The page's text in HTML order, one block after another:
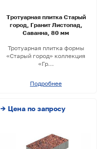
Тротуарная плитка Старый
город, Гранит Листопад,
Саванна, 80 мм
Тротуарная плитка формы
«Старый город» коллекция
«Гр...
Подробнее
→ Цена по запросу